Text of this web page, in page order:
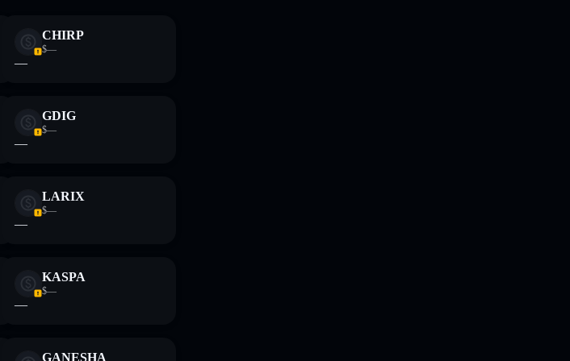
CHIRP
$—
—
GDIG
$—
—
LARIX
$—
—
KASPA
$—
—
GANESHA